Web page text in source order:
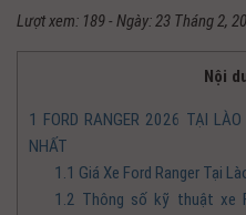
Lượt xem: 189 - Ngày: 23 Tháng 2,
Nội
1 FORD RANGER 2026 TẠI
NHẤT
1.1 Giá Xe Ford Ranger Tại
1.2 Thông số kỹ thuật xe